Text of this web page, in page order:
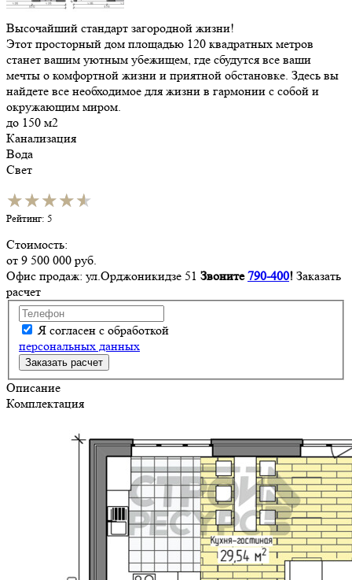
Высочайший стандарт загородной жизни!
Этот просторный дом площадью 120 квадратных метров
станет вашим уютным убежищем, где сбудутся все ваши
мечты о комфортной жизни и приятной обстановке. Здесь вы
найдете все необходимое для жизни в гармонии с собой и
окружающим миром.
до 150 м2
Канализация
Вода
Свет
★★★★★
★★★★★
Рейтинг: 5
Стоимость:
от 9 500 000 руб.
Офис продаж: ул.Орджоникидзе 51 Звоните790-400! Заказать
расчет
Я согласен с обработкой
персональных данных
Описание
Комплектация